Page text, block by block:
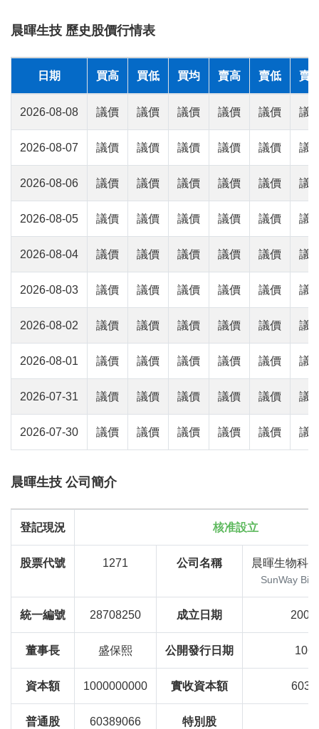
晨暉生技 歷史股價行情表
日期 買高 買低 買均 賣高 賣低 賣
2026-08-08 議價 議價 議價 議價 議價 議
2026-08-07 議價 議價 議價 議價 議價 議
2026-08-06 議價 議價 議價 議價 議價 議
2026-08-05 議價 議價 議價 議價 議價 議
2026-08-04 議價 議價 議價 議價 議價 議
2026-08-03 議價 議價 議價 議價 議價 議
2026-08-02 議價 議價 議價 議價 議價 議
2026-08-01 議價 議價 議價 議價 議價 議
2026-07-31 議價 議價 議價 議價 議價 議
2026-07-30 議價 議價 議價 議價 議價 議
晨暉生技 公司簡介
登記現況 核准設立
股票代號 1271 公司名稱 晨暉生物科
SunWay
統一編號 28708250 成立日期
董事長 盛保熙 公開發行日期
資本額 1000000000 實收資本額
普通股 60389066 特別股